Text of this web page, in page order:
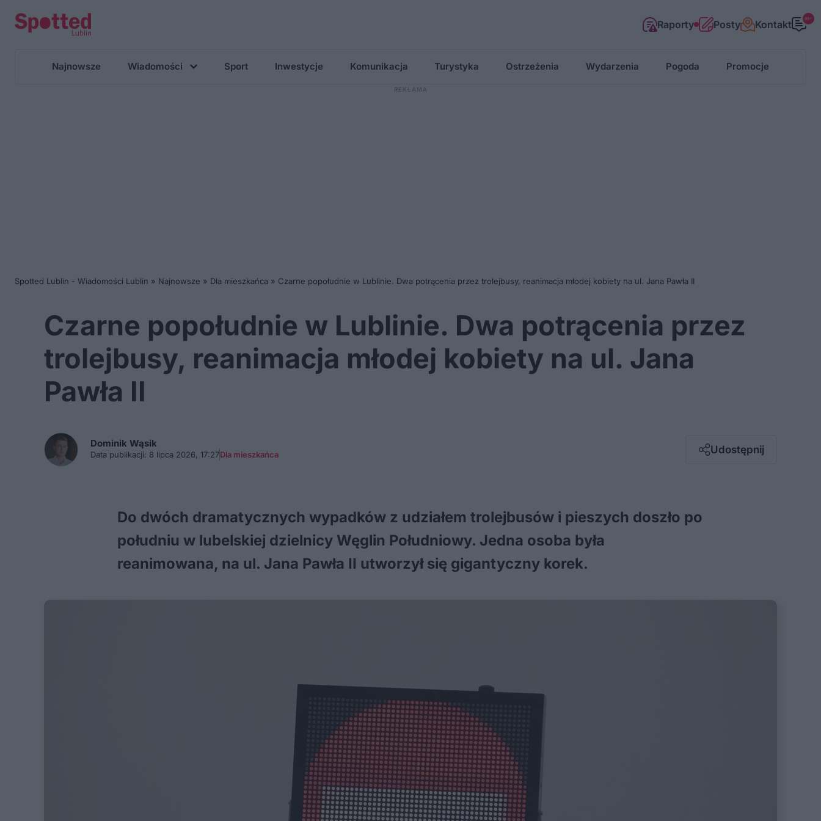
Raporty Posty Kontakt 99+
Najnowsze Wiadomości Sport Inwestycje Komunikacja Turystyka Ostrzeżenia Wydarzenia Pogoda Promocje
Spotted Lublin - Wiadomości Lublin » Najnowsze » Dla mieszkańca » Czarne popołudnie w Lublinie. Dwa potrącenia przez trolejbusy, reanimacja młodej kobiety na ul. Jana Pawła II
Czarne popołudnie w Lublinie. Dwa potrącenia przez
trolejbusy, reanimacja młodej kobiety na ul. Jana
Pawła II
Dominik Wąsik
Data publikacji: 8 lipca 2026, 17:27Dla mieszkańca Udostępnij
Messenger
Do dwóch dramatycznych wypadków z udziałem trolejbusów i pieszych doszło po
południu w lubelskiej dzielnicy Węglin Południowy. Jedna osoba była
reanimowana, na ul. Jana Pawła II utworzył się gigantyczny korek.